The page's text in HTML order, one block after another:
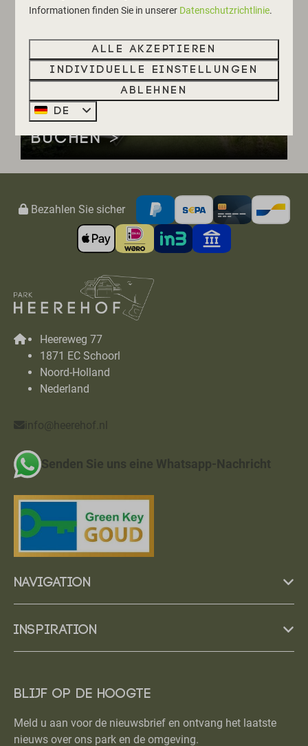
NÄCHSTEN AUFENTHALT
BUCHEN >
Bezahlen Sie sicher
Heereweg 77
1871 EC Schoorl
Noord-Holland
Nederland
info@heerehof.nl
Senden Sie uns eine Whatsapp-Nachricht
Navigation
Inspiration
Blijf op de hoogte
Meld u aan voor de nieuwsbrief en ontvang het laatste
nieuws over ons park en de omgeving.
Informationen finden Sie in unserer Datenschutzrichtlinie.
Alle akzeptieren
Individuelle Einstellungen
Ablehnen
DE